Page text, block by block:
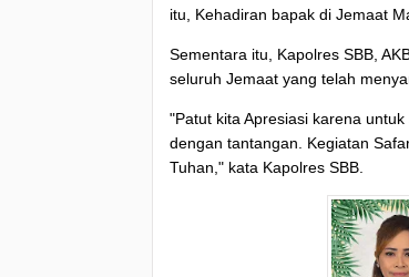
itu, Kehadiran bapak di Jemaat
Sementara itu, Kapolres SBB,
seluruh Jemaat yang telah
"Patut kita Apresiasi karena
dengan tantangan. Kegiatan
Tuhan," kata Kapolres SBB.